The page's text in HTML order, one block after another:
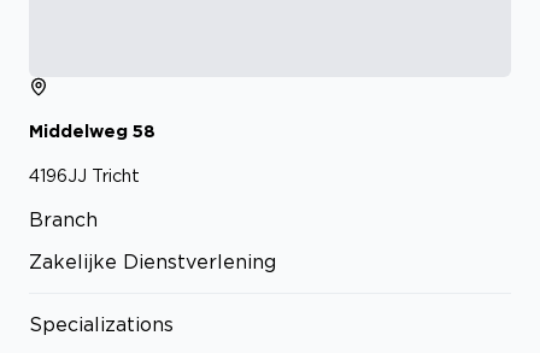
Middelweg 58
4196JJ Tricht
Branch
Zakelijke Dienstverlening
Specializations